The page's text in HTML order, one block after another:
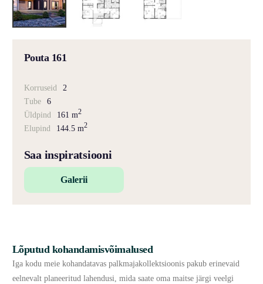
Pouta 161
Korruseid
2
Tube
6
Üldpind
161 m2
Elupind 144.5 m2
Saa inspiratsiooni
Galerii
Lõputud kohandamisvõimalused
Iga kodu meie kohandatavas palkmajakollektsioonis pakub erinevaid
eelnevalt planeeritud lahendusi, mida saate oma maitse järgi veelgi